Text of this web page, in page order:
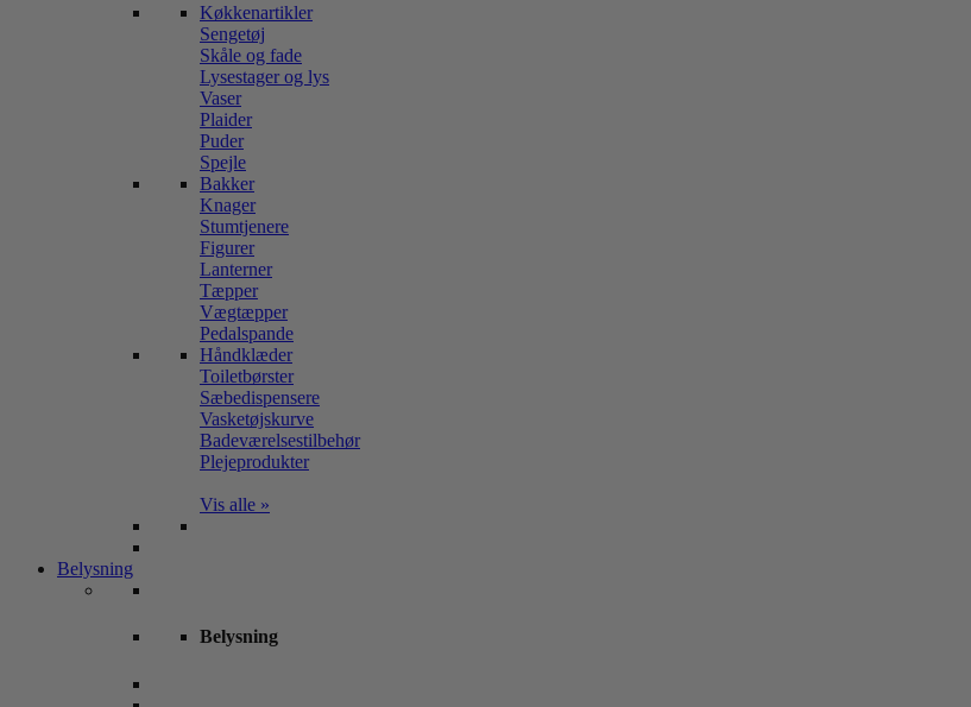
Køkkenartikler
Sengetøj
Skåle og fade
Lysestager og lys
Vaser
Plaider
Puder
Spejle
Bakker
Knager
Stumtjenere
Figurer
Lanterner
Tæpper
Vægtæpper
Pedalspande
Håndklæder
Toiletbørster
Sæbedispensere
Vasketøjskurve
Badeværelsestilbehør
Plejeprodukter
Vis alle »
Belysning
Belysning